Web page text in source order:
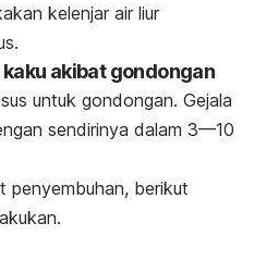
kelenjar air liur
akibat gondongan
untuk gondongan. Gejala
sendirinya dalam 3—10
penyembuhan, berikut